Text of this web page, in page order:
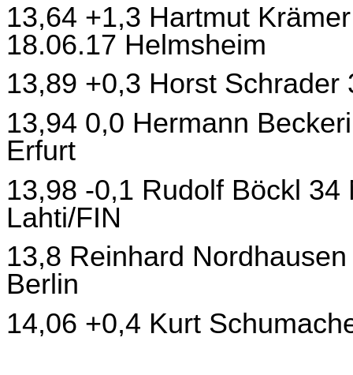
13,64 +1,3 Hartmut
18.06.17 Helmsheim
13,89 +0,3 Horst
13,94 0,0 Hermann
Erfurt
13,98 -0,1 Rudolf Böckl
Lahti/FIN
13,8 Reinhard
Berlin
14,06 +0,4 Kurt